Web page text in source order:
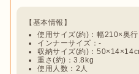
使用サイズ(約)：幅210×奥
インナーサイズ：-
収納サイズ(約)：
重さ(約)：3.8kg
使用人数：2人